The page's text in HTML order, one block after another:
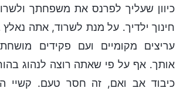
כיוון שעליך לפרנס את משפחתך
חינוך ילדיך. על מנת לשרוד, אתה
עריצים מקומיים ועם פקידים
אותך. אף על פי שאתה רוצה לנהוג
כיבוד אב ואם, זה חסר טעם. קשיי